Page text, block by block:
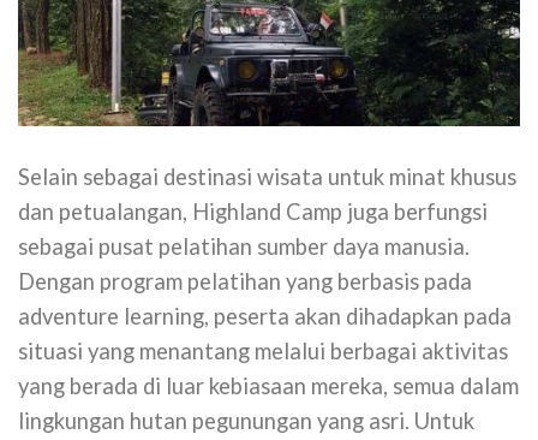
Selain sebagai destinasi wisata untuk minat khusus
dan petualangan, Highland Camp juga berfungsi
sebagai pusat pelatihan sumber daya manusia.
Dengan program pelatihan yang berbasis pada
adventure learning, peserta akan dihadapkan pada
situasi yang menantang melalui berbagai aktivitas
yang berada di luar kebiasaan mereka, semua dalam
lingkungan hutan pegunungan yang asri. Untuk